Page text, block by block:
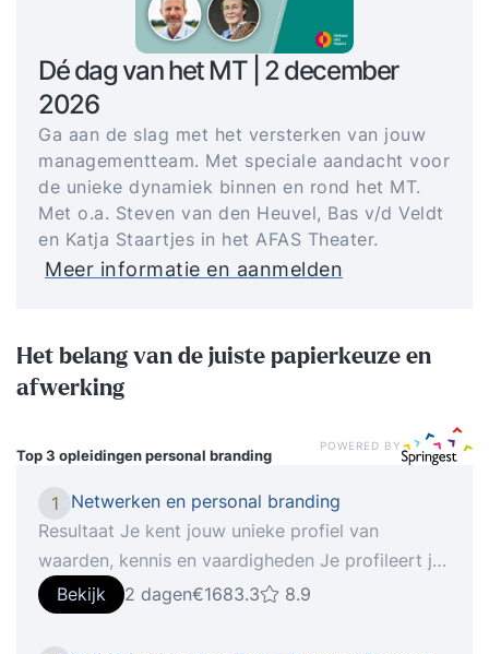
Dé dag van het MT | 2 december
2026
Ga aan de slag met het versterken van jouw
managementteam. Met speciale aandacht voor
de unieke dynamiek binnen en rond het MT.
Met o.a. Steven van den Heuvel, Bas v/d Veldt
en Katja Staartjes in het AFAS Theater.
Meer informatie en aanmelden
Het belang van de juiste papierkeuze en
afwerking
Top 3 opleidingenpersonal branding
POWERED BY
1
Netwerken en personal branding
Resultaat Je kent jouw unieke profiel van
waarden, kennis en vaardigheden Je profileert je
op een manier die bij jou past Je hebt duidelijke
netwerkdoelen en onderneemt gericht actie Je
opdrachtgevers, klanten en collega’s weten je te
Bekijk 2 dagen€1683.3 8.9